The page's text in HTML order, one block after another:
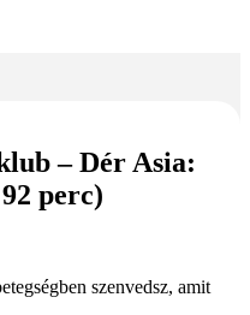
– Dér Asia:
perc)
szenvedsz, amit